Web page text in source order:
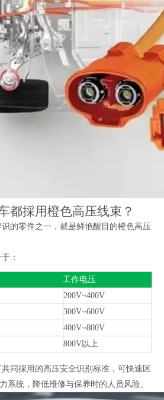
都採用橙色高压线束？
的零件之一，就是鲜艳醒目的橙色高压
：
工作电压
200V~400V
300V~600V
400V~800V
800V以上
同採用的高压安全识别标准，可快速区
系统，降低维修与保养时的人员风险。